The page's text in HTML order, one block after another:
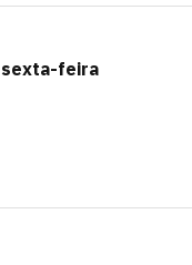
sexta-feira